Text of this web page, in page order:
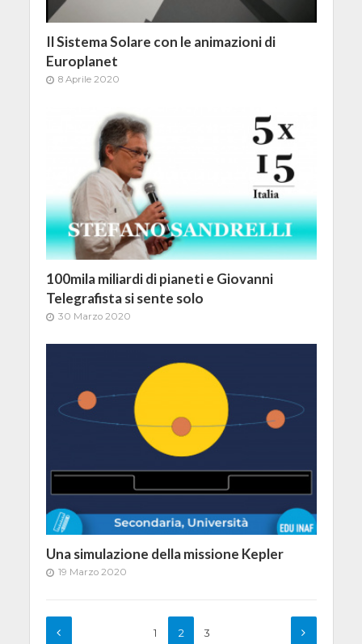
Il Sistema Solare con le animazioni di
Europlanet
8 Aprile 2020
100mila miliardi di pianeti e Giovanni
Telegrafista si sente solo
30 Marzo 2020
Una simulazione della missione Kepler
19 Marzo 2020
1 2 3